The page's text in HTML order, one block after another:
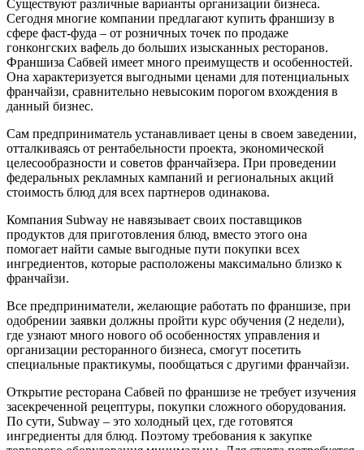
Существуют различные варианты организации бизнеса.
Сегодня многие компании предлагают купить франшизу в
сфере фаст-фуда – от розничных точек по продаже
гонконгских вафель до больших изысканных ресторанов.
Франшиза Сабвей имеет много преимуществ и особенностей.
Она характеризуется выгодными ценами для потенциальных
франчайзи, сравнительно невысоким порогом вхождения в
данный бизнес.
Сам предприниматель устанавливает цены в своем заведении,
отталкиваясь от рентабельности проекта, экономической
целесообразности и советов франчайзера. При проведении
федеральных рекламных кампаний и региональных акций
стоимость блюд для всех партнеров одинакова.
Компания Subway не навязывает своих поставщиков
продуктов для приготовления блюд, вместо этого она
помогает найти самые выгодные пути покупки всех
ингредиентов, которые расположены максимально близко к
франчайзи.
Все предприниматели, желающие работать по франшизе, при
одобрении заявки должны пройти курс обучения (2 недели),
где узнают много нового об особенностях управления и
организации ресторанного бизнеса, смогут посетить
специальные практикумы, пообщаться с другими франчайзи.
Открытие ресторана Сабвей по франшизе не требует изучения
засекреченной рецептуры, покупки сложного оборудования.
По сути, Subway – это холодный цех, где готовятся
ингредиенты для блюд. Поэтому требования к закупке